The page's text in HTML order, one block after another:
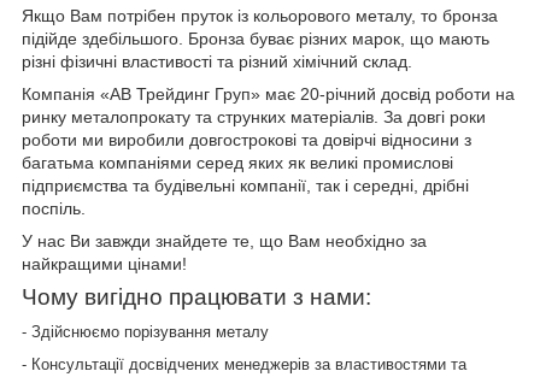
Якщо Вам потрібен пруток із кольорового металу, то бронза
підійде здебільшого. Бронза буває різних марок, що мають
різні фізичні властивості та різний хімічний склад.
Компанія «АВ Трейдинг Груп» має 20-річний досвід роботи на
ринку металопрокату та струнких матеріалів. За довгі роки
роботи ми виробили довгострокові та довірчі відносини з
багатьма компаніями серед яких як великі промислові
підприємства та будівельні компанії, так і середні, дрібні
поспіль.
У нас Ви завжди знайдете те, що Вам необхідно за
найкращими цінами!
Чому вигідно працювати з нами:
- Здійснюємо порізування металу
- Консультації досвідчених менеджерів за властивостями та